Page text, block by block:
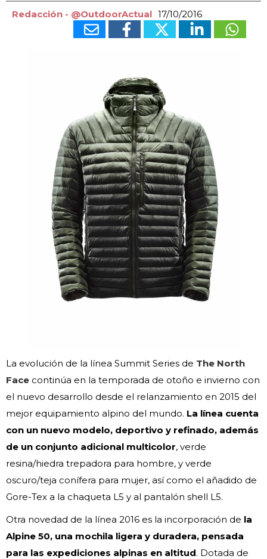
Redacción - @OutdoorActual 17/10/2016
La evolución de la línea Summit Series de The North
Face continúa en la temporada de otoño e invierno con
el nuevo desarrollo desde el relanzamiento en 2015 del
mejor equipamiento alpino del mundo. La línea cuenta
con un nuevo modelo, deportivo y refinado, además
de un conjunto adicional multicolor, verde
resina/hiedra trepadora para hombre, y verde
oscuro/teja conífera para mujer, así como el añadido de
Gore-Tex a la chaqueta L5 y al pantalón shell L5.
Otra novedad de la línea 2016 es la incorporación de la
Alpine 50, una mochila ligera y duradera, pensada
para las expediciones alpinas en altitud. Dotada de